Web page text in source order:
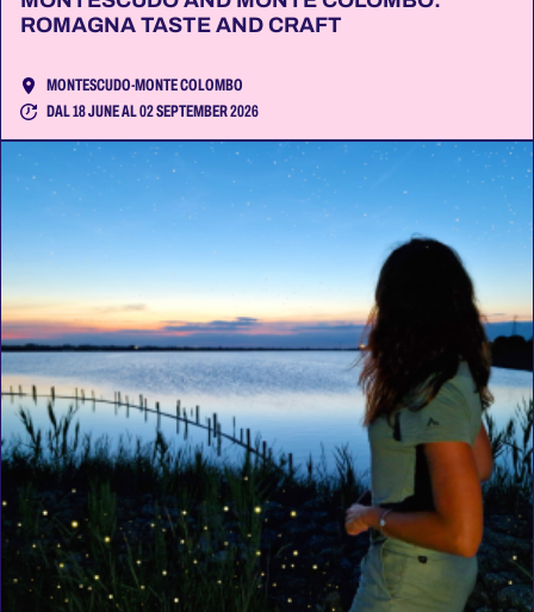
ROMAGNA TASTE AND CRAFT
MONTESCUDO-MONTE COLOMBO
DAL 18 JUNE AL 02 SEPTEMBER 2026